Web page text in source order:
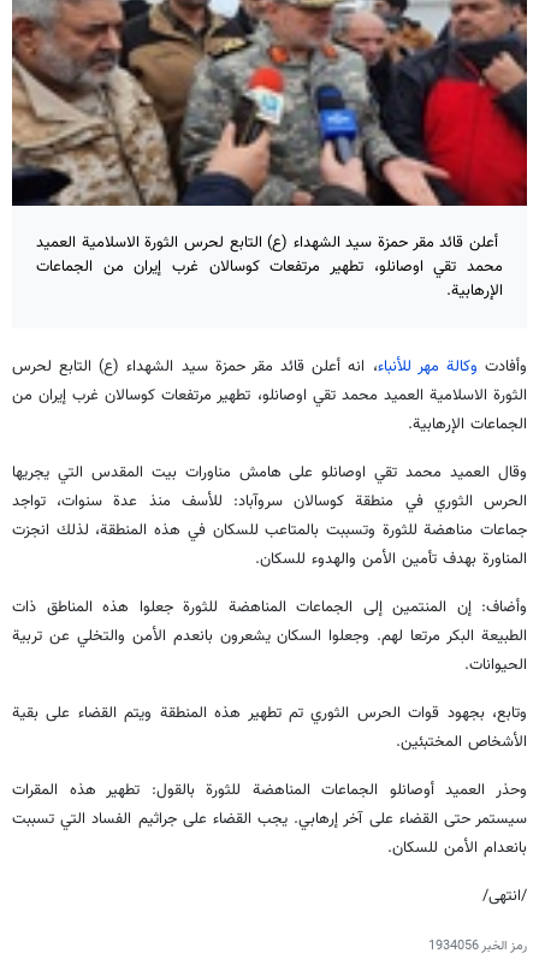
أعلن قائد مقر حمزة سيد الشهداء (ع) التابع لحرس الثورة الاسلامية العميد
محمد تقي اوصانلو، تطهير مرتفعات كوسالان غرب إيران من الجماعات
الإرهابية.
وأفادت وكالة مهر للأنباء، انه أعلن قائد مقر حمزة سيد الشهداء (ع) التابع لحرس
الثورة الاسلامية العميد محمد تقي اوصانلو، تطهير مرتفعات كوسالان غرب إيران من
الجماعات الإرهابية.
وقال العميد محمد تقي اوصانلو على هامش مناورات بيت المقدس التي يجريها
الحرس الثوري في منطقة كوسالان سروآباد: للأسف منذ عدة سنوات، تواجد
جماعات مناهضة للثورة وتسببت بالمتاعب للسكان في هذه المنطقة، لذلك انجزت
المناورة بهدف تأمين الأمن والهدوء للسكان.
وأضاف: إن المنتمين إلى الجماعات المناهضة للثورة جعلوا هذه المناطق ذات
الطبيعة البكر مرتعا لهم. وجعلوا السكان يشعرون بانعدم الأمن والتخلي عن تربية
الحيوانات.
وتابع، بجهود قوات الحرس الثوري تم تطهير هذه المنطقة ويتم القضاء على بقية
الأشخاص المختبئين.
وحذر العميد أوصانلو الجماعات المناهضة للثورة بالقول: تطهير هذه المقرات
سيستمر حتى القضاء على آخر إرهابي. يجب القضاء على جراثيم الفساد التي تسببت
بانعدام الأمن للسكان.
/انتهی/
رمز الخبر1934056